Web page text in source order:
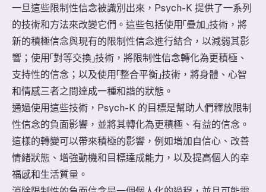
一旦這些限制性信念被識別出來，Psych-K 提供了一系列
的技術和方法來改變它們。這些包括使用「疊加」技術，將
新的積極信念與現有的限制性信念進行結合，以減弱其影
響；使用「對等交換」技術，將限制性信念轉化為更積極、
支持性的信念；以及使用「整合平衡」技術，將身體、心智
和情感三者之間達成一種和諧的狀態。
通過使用這些技術，Psych-K 的目標是幫助人們釋放限制
性信念的負面影響，並將其轉化為更積極、有益的信念。
這樣的轉變可以帶來積極的影響，例如增加自信心、改善
情緒狀態、增強動機和目標達成能力，以及提高個人的幸
福感和生活質量。